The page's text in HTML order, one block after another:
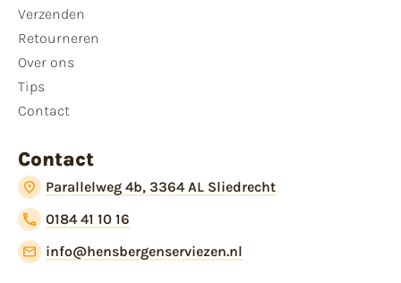
Verzenden
Retourneren
Over ons
Tips
Contact
Contact
Parallelweg 4b, 3364 AL Sliedrecht
0184 41 10 16
info@hensbergenserviezen.nl